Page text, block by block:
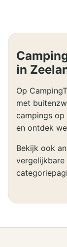
in
Op
met
campings
en ontdek
Bekijk ook